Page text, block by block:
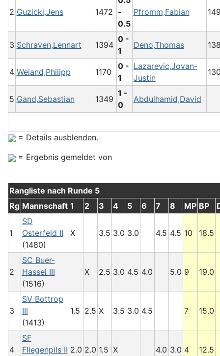
2 Guzicki,Jens 1472 -
0.5
Pfromm,Fabian
3 Schraven,Lennart 1394
0 -
1
Deno,Thomas
4 Weiand,Philipp 1170
0 -
1
Lazarevic,Jovan-
Justin
5 Gand,Sebastian 1349
1 -
0
Abdulhamid,David
= Details ausblenden.
= Ergebnis gemeldet von
Rangliste nach Runde 5
Rg Mannschaft 1 2 3 4 5 6 7 8 MP BP
1
SD
Osterfeld II
(1480)
X 3.5 3.0 3.0 4.5 4.5 10 18.5
2
SC Buer-
Hassel III
(1516)
X 2.5 3.0 4.5 4.0 5.0 9 19.0
3
SV Bottrop
III
(1413)
1.5 2.5 X 3.5 3.0 4.5 7 15.0
4
SF
Fliegenpils II 2.0 2.0 1.5 X 4.0 3.0 4 12.5